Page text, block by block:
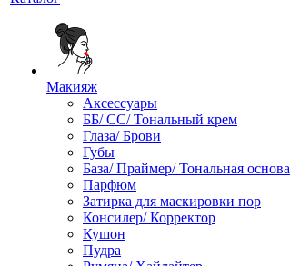
Макияж
Аксессуары
ББ/ СС/ Тональный крем
Глаза/ Брови
Губы
База/ Праймер/ Тональная основа
Парфюм
Затирка для маскировки пор
Консилер/ Корректор
Кушон
Пудра